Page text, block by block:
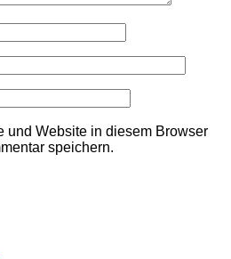
und Website in diesem Browser
speichern.